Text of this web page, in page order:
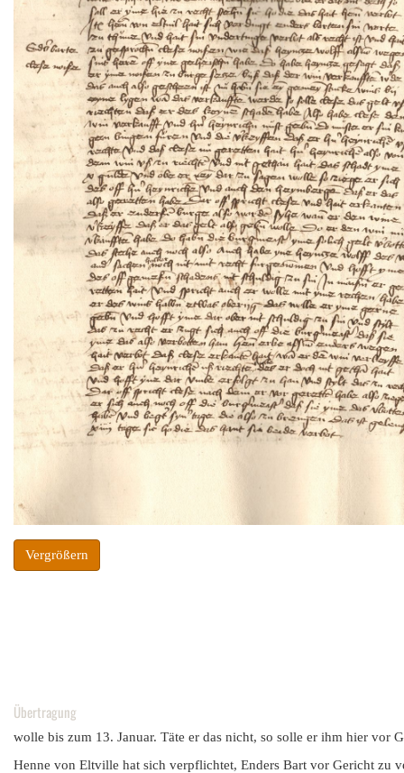
Vergrößern
Übertragung
wolle bis zum 13. Januar. Täte er das nicht, so solle er ihm hier vor
Henne von Eltville hat sich verpflichtet, Enders Bart vor Gericht zu